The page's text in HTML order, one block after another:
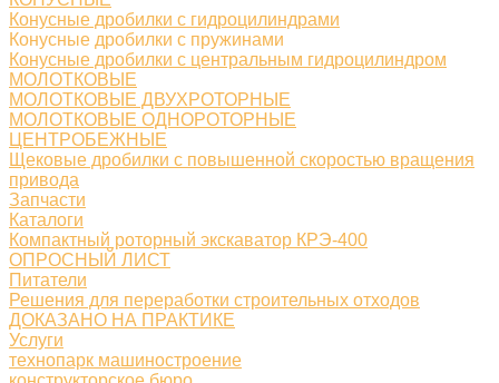
Конусные дробилки с гидроцилиндрами
Конусные дробилки с пружинами
Конусные дробилки с центральным гидроцилиндром
МОЛОТКОВЫЕ
МОЛОТКОВЫЕ ДВУХРОТОРНЫЕ
МОЛОТКОВЫЕ ОДНОРОТОРНЫЕ
ЦЕНТРОБЕЖНЫЕ
Щековые дробилки с повышенной скоростью вращения
привода
Запчасти
Каталоги
Компактный роторный экскаватор КРЭ-400
ОПРОСНЫЙ ЛИСТ
Питатели
Решения для переработки строительных отходов
ДОКАЗАНО НА ПРАКТИКЕ
Услуги
технопарк машиностроение